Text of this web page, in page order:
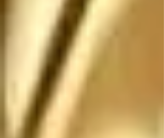
piensan
Atentamente: Satanás